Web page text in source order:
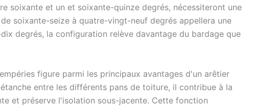
soixante et un et soixante-quinze degrés, nécessiteront une
soixante-seize à quatre-vingt-neuf degrés appellera une
degrés, la configuration relève davantage du bardage que
figure parmi les principaux avantages d'un arêtier
entre les différents pans de toiture, il contribue à la
et préserve l'isolation sous-jacente. Cette fonction